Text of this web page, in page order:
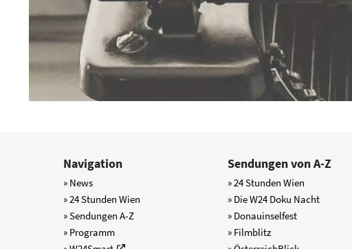
Navigation
» News
» 24 Stunden Wien
» Sendungen A-Z
» Programm
Sendungen von A-Z
» 24 Stunden Wien
» Die W24 Doku Nacht
» Donauinselfest
» Filmblitz